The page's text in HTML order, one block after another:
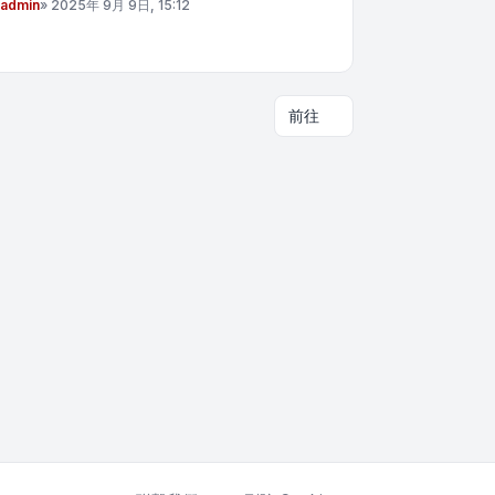
admin» 2025年 9月 9日, 15:12
前往